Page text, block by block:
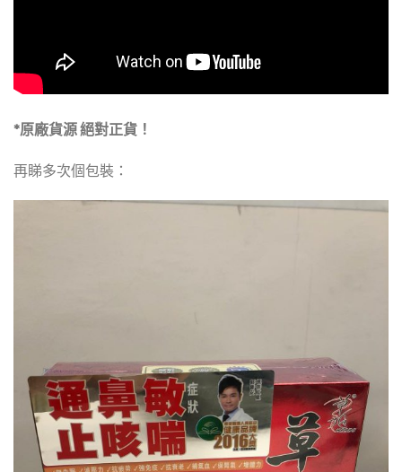
*原廠貨源 絕對正貨！
再睇多次個包裝：